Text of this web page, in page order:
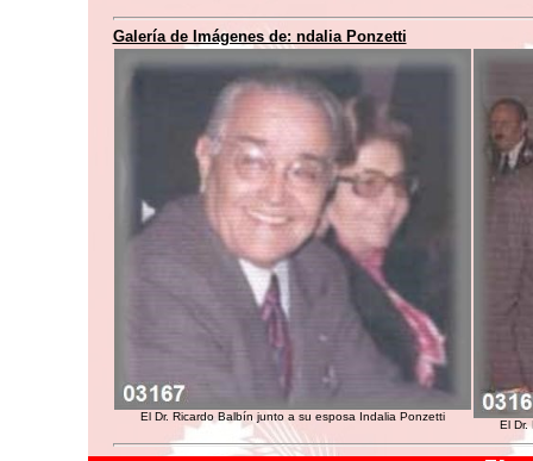
Galería de Imágenes de: ndalia Ponzetti
El Dr. Ricardo Balbín junto a su esposa Indalia Ponzetti
El Dr.